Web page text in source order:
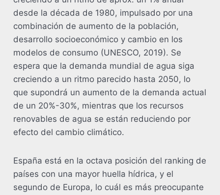
desde la década de 1980, impulsado por una
combinación de aumento de la población,
desarrollo socioeconómico y cambio en los
modelos de consumo (UNESCO, 2019). Se
espera que la demanda mundial de agua siga
creciendo a un ritmo parecido hasta 2050, lo
que supondrá un aumento de la demanda actual
de un 20%-30%, mientras que los recursos
renovables de agua se están reduciendo por
efecto del cambio climático.
España está en la octava posición del ranking de
países con una mayor huella hídrica, y el
segundo de Europa, lo cuál es más preocupante